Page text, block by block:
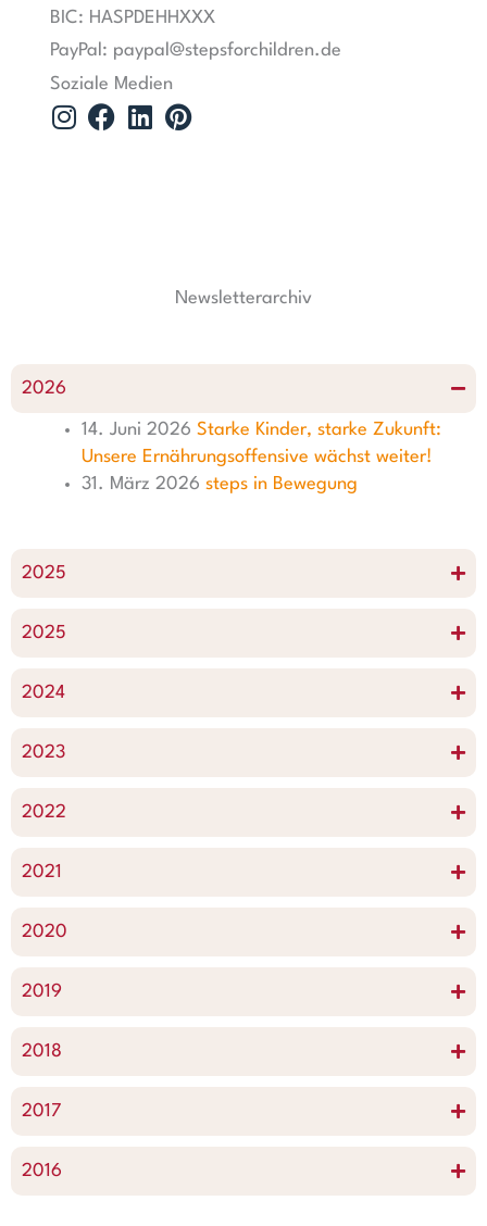
BIC: HASPDEHHXXX
PayPal: paypal@stepsforchildren.de
Soziale Medien
I
F
L
P
s
Newsletterarchiv
2026
14. Juni 2026 Starke Kinder, starke Zukunft:
Unsere Ernährungsoffensive wächst weiter!
31. März 2026 steps in Bewegung
2025
2025
2024
2023
2022
2021
2020
2019
2018
2017
2016